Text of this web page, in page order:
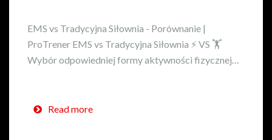
EMS vs Tradycyjna Siłownia - Porównanie |
ProTrener EMS vs Tradycyjna Siłownia ⚡ VS 🏋️
Wybór odpowiedniej formy aktywności fizycznej…
Read more